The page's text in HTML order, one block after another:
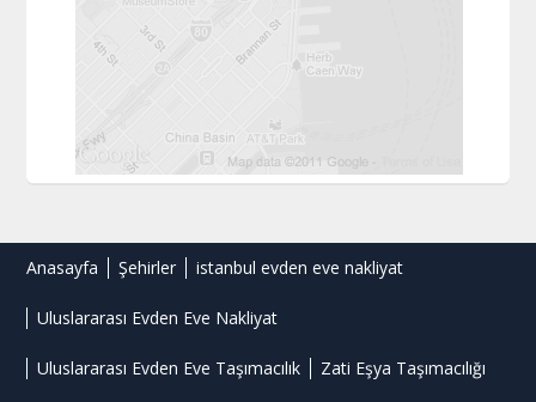
Anasayfa Şehirler istanbul evden eve nakliyat
Uluslararası Evden Eve Nakliyat
Uluslararası Evden Eve Taşımacılık Zati Eşya Taşımacılığı